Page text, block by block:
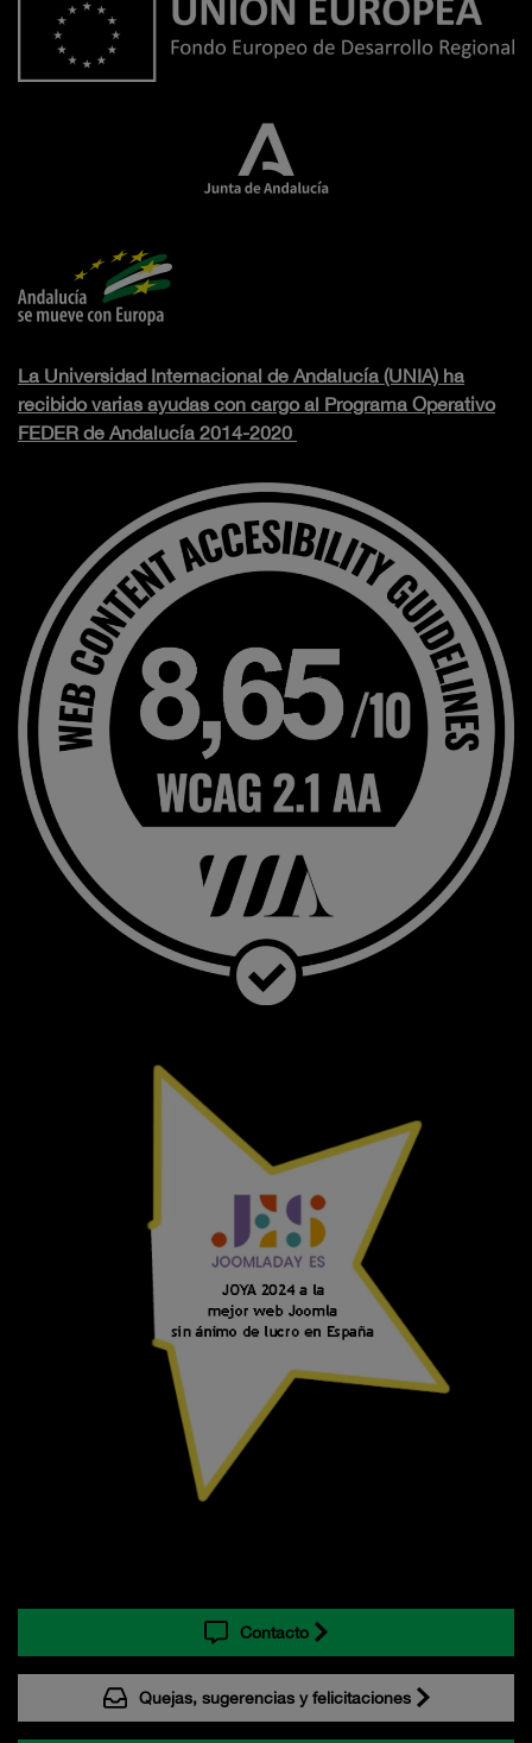
La Universidad Internacional de Andalucía (UNIA) ha
recibido varias ayudas con cargo al Programa Operativo
FEDER de Andalucía 2014-2020
Contacto
Quejas, sugerencias y felicitaciones